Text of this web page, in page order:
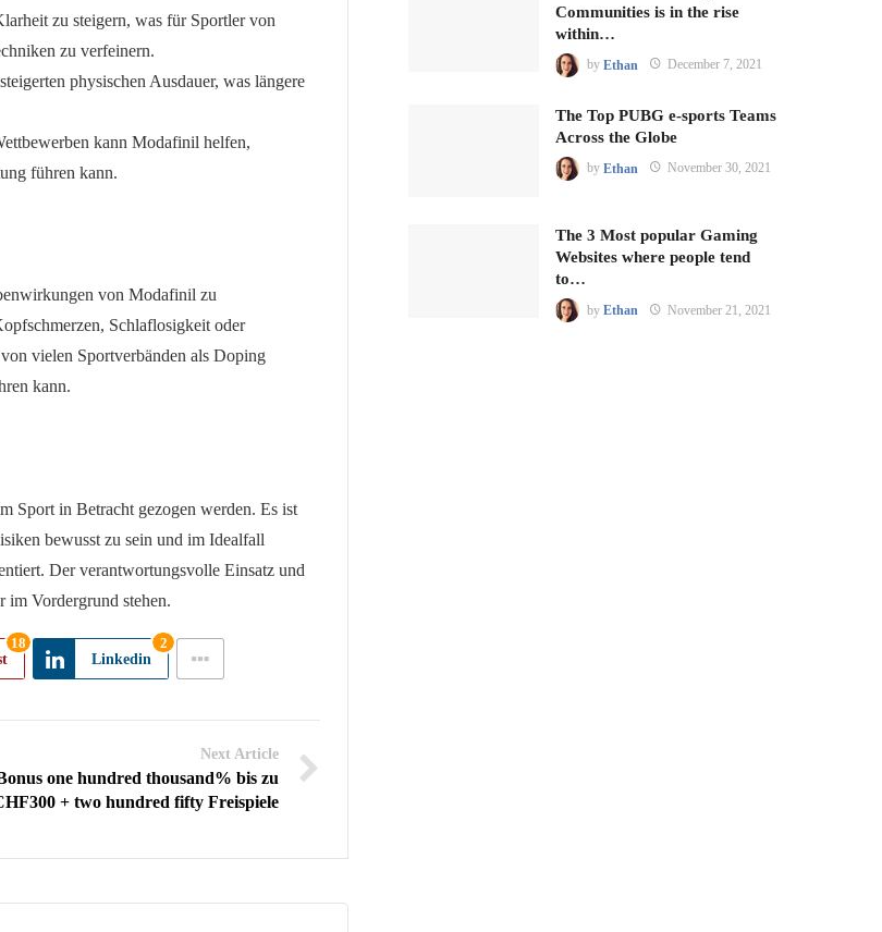
zu steigern, was für Sportler von
zu verfeinern.
physischen Ausdauer, was längere
kann Modafinil helfen,
führen kann.
von Modafinil zu
Schlaflosigkeit oder
vielen Sportverbänden als Doping
kann.
Sport in Betracht gezogen werden. Es ist
bewusst zu sein und im Idealfall
Der verantwortungsvolle Einsatz und
im Vordergrund stehen.
18
Linkedin
2
Next Article
one hundred thousand% bis zu
+ two hundred fifty Freispiele
Communities is in the rise
within…
by Ethan December 7, 2021
The Top PUBG e-sports Teams
Across the Globe
by Ethan November 30, 2021
The 3 Most popular Gaming
Websites where people tend
to…
by Ethan November 21, 2021